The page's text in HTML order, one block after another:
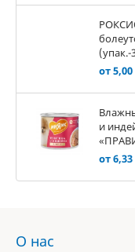
(упак.-
от 5,00
и
от 6,33
О нас